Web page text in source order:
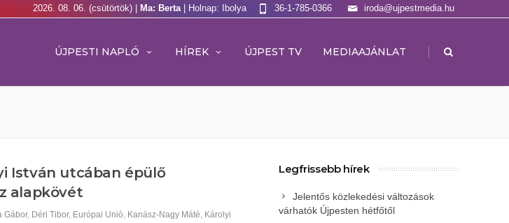
2026. 08. 06. (csütörtök) | Ma: Berta | Holnap: Ibolya iroda@ujpestmedia.hu
36-1-785-0366
ÚJPESTI NAPLÓ HÍREK ÚJPEST TV MEDIAAJÁNLAT |
István utcában épülő
alapkövét
Gábor, Déri Tibor, Európai Unió, Kanász-Nagy Máté, Károlyi
Legfrissebb hírek
Jelentős közlekedési változások
várhatók Újpesten hétfőtől